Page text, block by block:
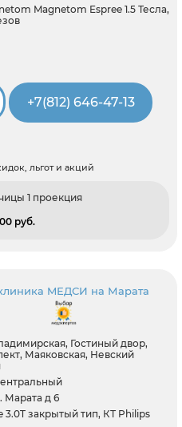
Magnetom Espree 1.5 Тесла,
+7(812) 646-47-13
льгот и акций
1 проекция
pуб.
MЕДСИ на Марата
Гостиный двор,
Маяковская, Невский
Марата д 6
3.0T закрытый тип, КТ Philips